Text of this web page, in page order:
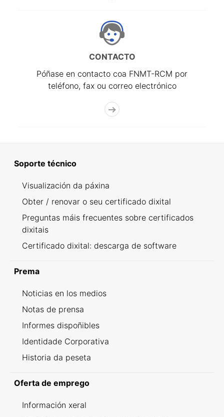
CONTACTO
Póñase en contacto coa FNMT-RCM por
teléfono, fax ou correo electrónico
Soporte técnico
Visualización da páxina
Obter / renovar o seu certificado dixital
Preguntas máis frecuentes sobre certificados
dixitais
Certificado dixital: descarga de software
Prema
Noticias en los medios
Notas de prensa
Informes dispoñibles
Identidade Corporativa
Historia da peseta
Oferta de emprego
Información xeral